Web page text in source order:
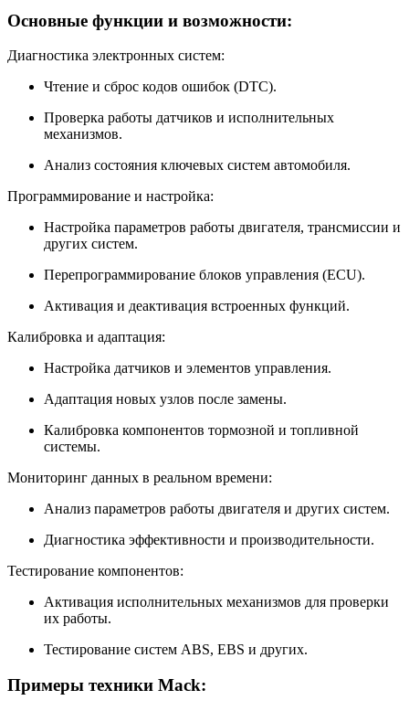
Основные функции и возможности:
Диагностика электронных систем:
Чтение и сброс кодов ошибок (DTC).
Проверка работы датчиков и исполнительных
механизмов.
Анализ состояния ключевых систем автомобиля.
Программирование и настройка:
Настройка параметров работы двигателя, трансмиссии и
других систем.
Перепрограммирование блоков управления (ECU).
Активация и деактивация встроенных функций.
Калибровка и адаптация:
Настройка датчиков и элементов управления.
Адаптация новых узлов после замены.
Калибровка компонентов тормозной и топливной
системы.
Мониторинг данных в реальном времени:
Анализ параметров работы двигателя и других систем.
Диагностика эффективности и производительности.
Тестирование компонентов:
Активация исполнительных механизмов для проверки
их работы.
Тестирование систем ABS, EBS и других.
Примеры техники Mack: